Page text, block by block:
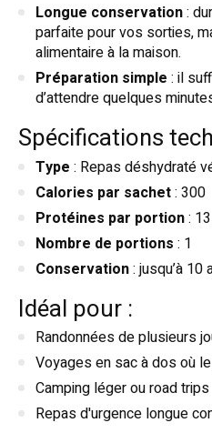
Longue conservation:
parfaite pour vos sorties,
alimentaire à la maison.
Préparation simple : il
d’attendre quelques
Spécifications
Type : Repas déshydraté
Calories par sachet: 300
Protéines par portion:
Nombre de portions : 1
Conservation: jusqu’à 10
Idéal pour :
Randonnées de plusieurs
Voyages en sac à dos où
Camping léger ou road trips
Repas d'urgence longue